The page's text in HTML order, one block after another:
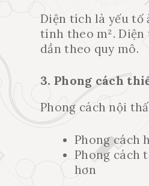
Diện tích là yếu tố
tính theo m².
dần theo quy mô.
3. Phong cách
Phong cách nội
Phong cách
Phong cách
hơn